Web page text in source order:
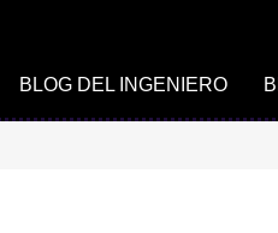
BLOG DEL INGENIERO